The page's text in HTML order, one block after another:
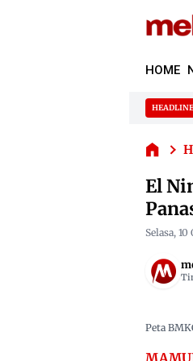
HOME
HEADLINE
di Polewali Mandar,
di Polewali Mandar,
El
El
Selasa,
Peta